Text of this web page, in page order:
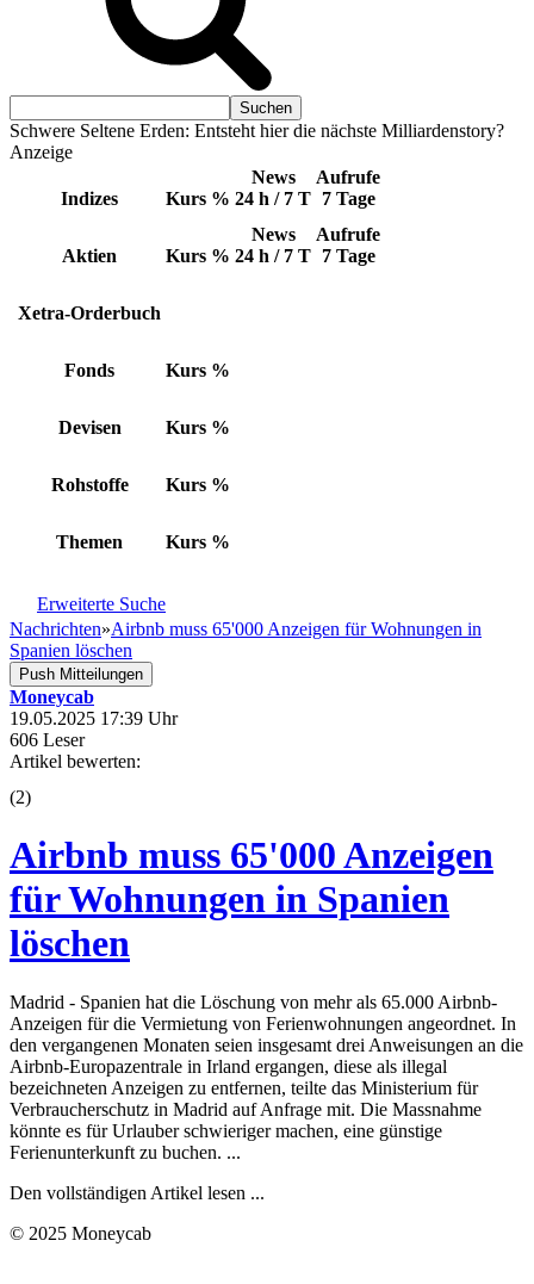
Schwere Seltene Erden: Entsteht hier die nächste Milliardenstory?
Anzeige
Indizes Kurs %
News
24 h / 7 T
Aufrufe
7 Tage
Aktien Kurs %
News
24 h / 7 T
Aufrufe
7 Tage
Xetra-Orderbuch
Fonds Kurs %
Devisen Kurs %
Rohstoffe Kurs %
Themen Kurs %
Erweiterte Suche
Nachrichten»Airbnb muss 65'000 Anzeigen für Wohnungen in
Spanien löschen
Push Mitteilungen
Moneycab
19.05.2025 17:39 Uhr
606 Leser
Artikel bewerten:
(2)
Airbnb muss 65'000 Anzeigen
für Wohnungen in Spanien
löschen
Madrid - Spanien hat die Löschung von mehr als 65.000 Airbnb-
Anzeigen für die Vermietung von Ferienwohnungen angeordnet. In
den vergangenen Monaten seien insgesamt drei Anweisungen an die
Airbnb-Europazentrale in Irland ergangen, diese als illegal
bezeichneten Anzeigen zu entfernen, teilte das Ministerium für
Verbraucherschutz in Madrid auf Anfrage mit. Die Massnahme
könnte es für Urlauber schwieriger machen, eine günstige
Ferienunterkunft zu buchen. ...
Den vollständigen Artikel lesen ...
© 2025 Moneycab